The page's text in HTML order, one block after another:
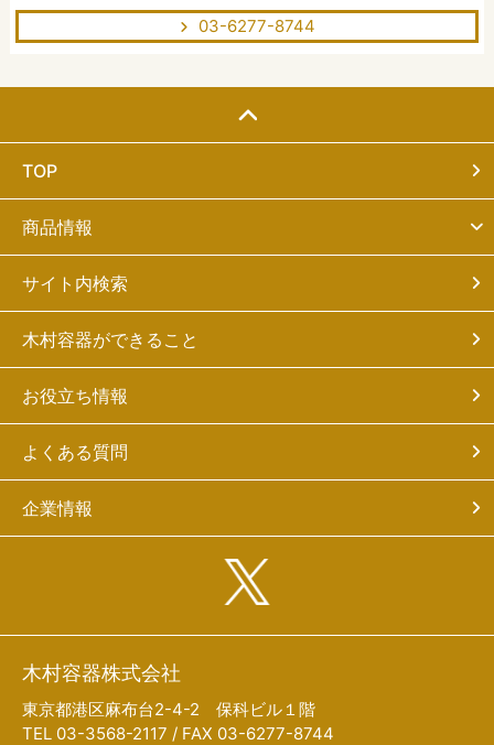
03-6277-8744
TOP
商品情報
サイト内検索
木村容器ができること
お役立ち情報
よくある質問
企業情報
木村容器株式会社
東京都港区麻布台2-4-2 保科ビル１階
TEL 03-3568-2117 / FAX 03-6277-8744